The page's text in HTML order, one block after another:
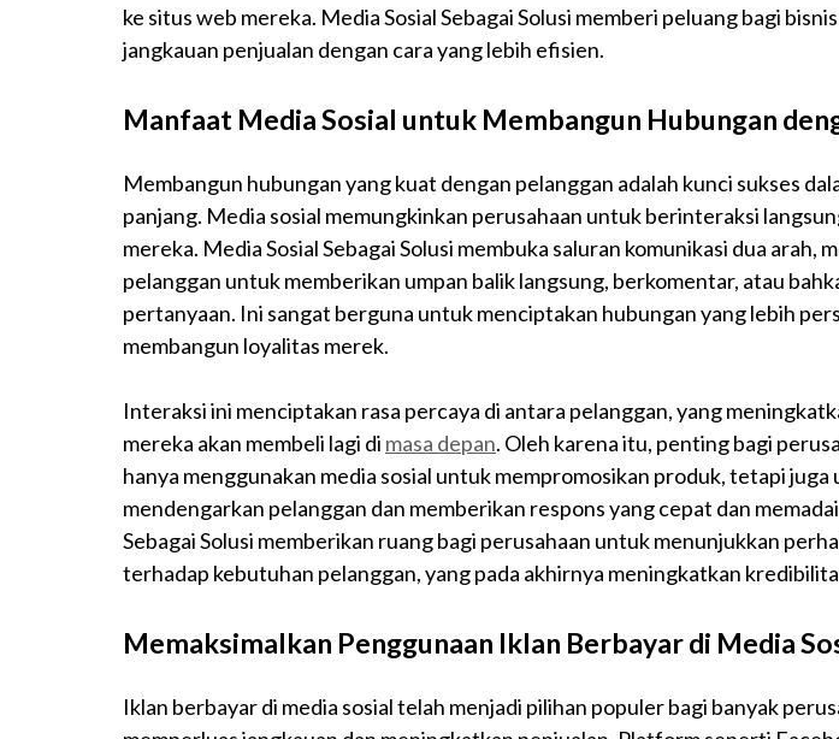
ke situs web mereka. Media Sosial Sebagai Solusi memberi peluang bagi
jangkauan penjualan dengan cara yang lebih efisien.
Manfaat Media Sosial untuk Membangun Hubungan
Membangun hubungan yang kuat dengan pelanggan adalah kunci sukses
panjang. Media sosial memungkinkan perusahaan untuk berinteraksi
mereka. Media Sosial Sebagai Solusi membuka saluran komunikasi dua arah,
pelanggan untuk memberikan umpan balik langsung, berkomentar, atau
pertanyaan. Ini sangat berguna untuk menciptakan hubungan yang lebih
membangun loyalitas merek.
Interaksi ini menciptakan rasa percaya di antara pelanggan, yang
mereka akan membeli lagi di masa depan. Oleh karena itu, penting bagi
hanya menggunakan media sosial untuk mempromosikan produk, tetapi juga
mendengarkan pelanggan dan memberikan respons yang cepat dan
Sebagai Solusi memberikan ruang bagi perusahaan untuk menunjukkan
terhadap kebutuhan pelanggan, yang pada akhirnya meningkatkan
Memaksimalkan Penggunaan Iklan Berbayar di Media
Iklan berbayar di media sosial telah menjadi pilihan populer bagi banyak